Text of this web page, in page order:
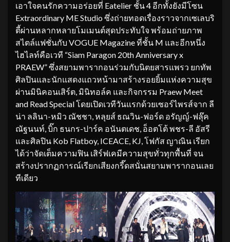
เอาใจคนรักความอร่อยที่ Eatelier ชั้น 4 อีกทั้งยังมีโซน
Extraordinary ME Studio ซึ่งถ่ายทอดเรื่องราวจากเซเลบริ
ตี้ผ่านหลากหลายโมเมนต์สุดประทับใจ พร้อมถ่ายภาพ
สไตล์แฟชั่นกับ VOGUE Magazine ที่ชั้น M และอีกหนึ่ง
ไฮไลท์คือเวที “Siam Paragon 20th Anniversary x
PRAEW” ซึ่งสยามพารากอนร่วมกับนิตยสารแพรว ยกทัพ
ศิลปินและนักแสดงแถวหน้ามาสร้างรอยยิ้มแห่งความสุข
ผ่านมินิคอนเสิร์ต, มินิทอล์ค และกิจกรรม Praew Meet
and Read Special โดยเปิดเวทีวันแรกด้วยเซอร์ไพรส์จาก ลี
น่า ลลินา-หมิว ณัชชา, หลุยส์ ธณวิน-ฟอร์ด อรัญญ์-ฟลุ๊ค
ณัฐนนท์, บิ๊ก ธนกร-ปาร์ค อนันตเดช, อ็อตโต้ พชร-ลี อัสรี
และศิลปิน Kob Flatboy, ICEACE, KJ, โฟกัส ญาณิน เรียก
ได้ว่าจัดเต็มความฟิน เสิร์ฟเคมีความสุขทั่วทุกพื้นที่ จน
สร้างปรากฏการณ์เรียกเสียงกรี๊ดสนั่นสยามพารากอนเลย
ทีเดียว